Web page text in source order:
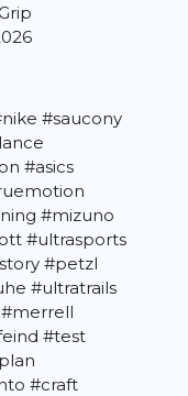
#saucony
#asics
#mizuno
#ultrasports
#petzl
#ultratrails
#merrell
#test
#craft